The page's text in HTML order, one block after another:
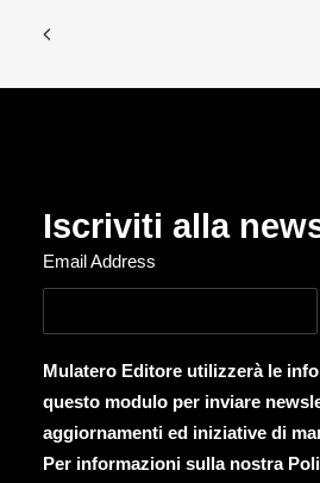
Iscriviti alla
Email Address
Mulatero Editore utilizzerà le
questo modulo per inviare
aggiornamenti ed iniziative di
Per informazioni sulla nostra